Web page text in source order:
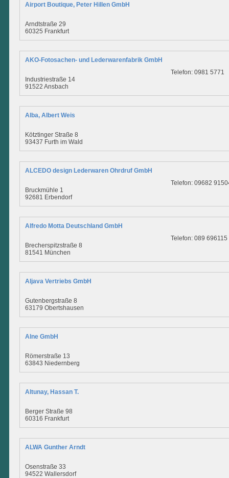
Airport Boutique, Peter Hillen GmbH
Arndtstraße 29
60325 Frankfurt
AKO-Fotosachen- und Lederwarenfabrik GmbH
Industriestraße 14
91522 Ansbach
Telefon: 0981 5771
Alba, Albert Weis
Kötztinger Straße 8
93437 Furth im Wald
ALCEDO design Lederwaren Ohrdruf GmbH
Bruckmühle 1
92681 Erbendorf
Telefon: 09682
Alfredo Motta Deutschland GmbH
Brecherspitzstraße 8
81541 München
Telefon: 089 696115
Aljava Vertriebs GmbH
Gutenbergstraße 8
63179 Obertshausen
Alne GmbH
Römerstraße 13
63843 Niedernberg
Altunay, Hassan T.
Berger Straße 98
60316 Frankfurt
ALWA Gunther Arndt
Osenstraße 33
94522 Wallersdorf